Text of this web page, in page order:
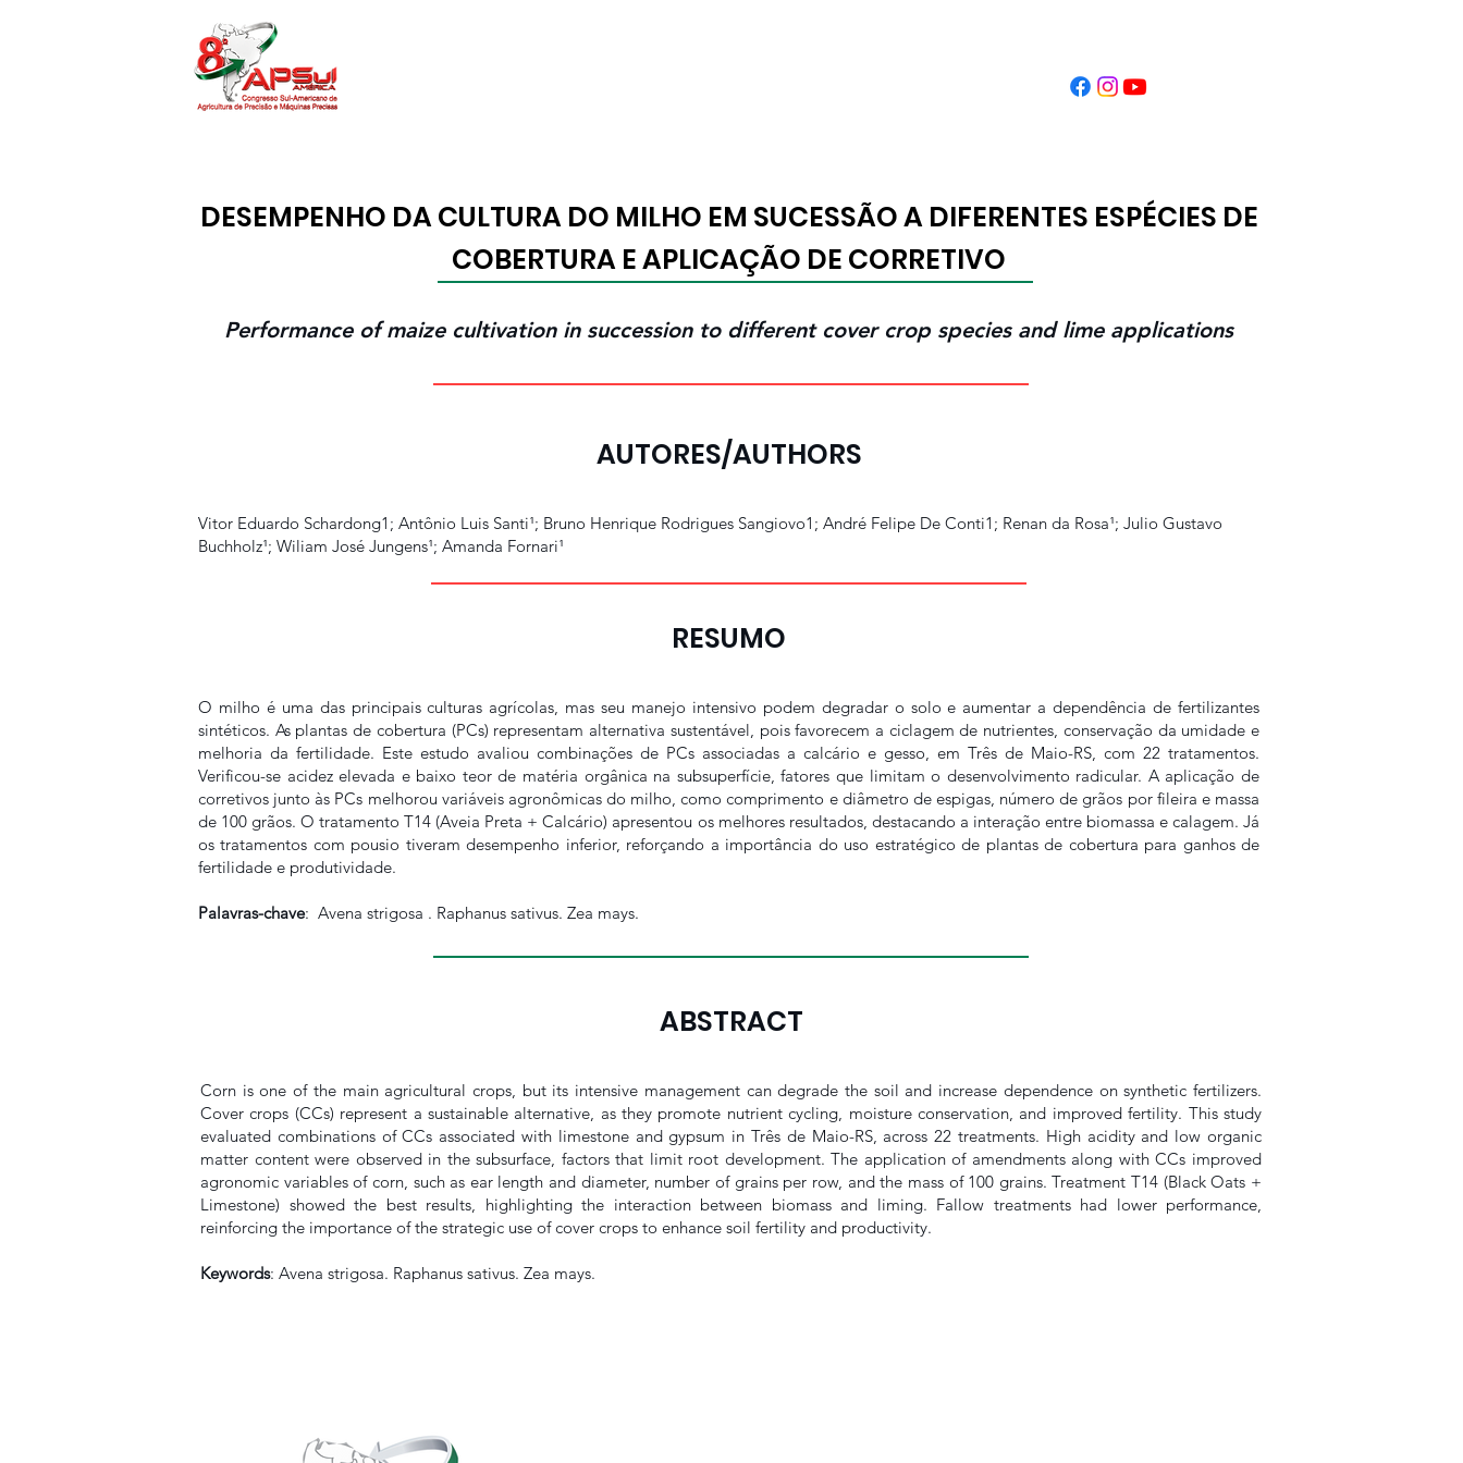
DESEMPENHO DA CULTURA DO MILHO EM SUCESSÃO A DIFERENTES ESPÉCIES DE
COBERTURA E APLICAÇÃO DE CORRETIVO
Performance of maize cultivation in succession to different cover crop species and lime applications
AUTORES/AUTHORS
Vitor Eduardo Schardong1; Antônio Luis Santi¹; Bruno Henrique Rodrigues Sangiovo1; André Felipe De Conti1; Renan da Rosa¹; Julio Gustavo
Buchholz¹; Wiliam José Jungens¹; Amanda Fornari¹
RESUMO
O milho é uma das principais culturas agrícolas, mas seu manejo intensivo podem degradar o solo e aumentar a dependência de fertilizantes
sintéticos. As plantas de cobertura (PCs) representam alternativa sustentável, pois favorecem a ciclagem de nutrientes, conservação da umidade e
melhoria da fertilidade. Este estudo avaliou combinações de PCs associadas a calcário e gesso, em Três de Maio-RS, com 22 tratamentos.
Verificou-se acidez elevada e baixo teor de matéria orgânica na subsuperfície, fatores que limitam o desenvolvimento radicular. A aplicação de
corretivos junto às PCs melhorou variáveis agronômicas do milho, como comprimento e diâmetro de espigas, número de grãos por fileira e massa
de 100 grãos. O tratamento T14 (Aveia Preta + Calcário) apresentou os melhores resultados, destacando a interação entre biomassa e calagem. Já
os tratamentos com pousio tiveram desempenho inferior, reforçando a importância do uso estratégico de plantas de cobertura para ganhos de
fertilidade e produtividade.
Palavras-chave: Avena strigosa . Raphanus sativus. Zea mays.
ABSTRACT
Corn is one of the main agricultural crops, but its intensive management can degrade the soil and increase dependence on synthetic fertilizers.
Cover crops (CCs) represent a sustainable alternative, as they promote nutrient cycling, moisture conservation, and improved fertility. This study
evaluated combinations of CCs associated with limestone and gypsum in Três de Maio-RS, across 22 treatments. High acidity and low organic
matter content were observed in the subsurface, factors that limit root development. The application of amendments along with CCs improved
agronomic variables of corn, such as ear length and diameter, number of grains per row, and the mass of 100 grains. Treatment T14 (Black Oats +
Limestone) showed the best results, highlighting the interaction between biomass and liming. Fallow treatments had lower performance,
reinforcing the importance of the strategic use of cover crops to enhance soil fertility and productivity.
Keywords: Avena strigosa. Raphanus sativus. Zea mays.